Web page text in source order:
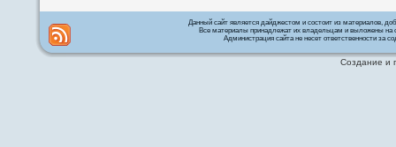
Данный сайт является дайджестом и состоит из материалов,
Все материалы принадлежат их владельцам и выложены на
Администрация сайта не несет ответственности за
Создание и